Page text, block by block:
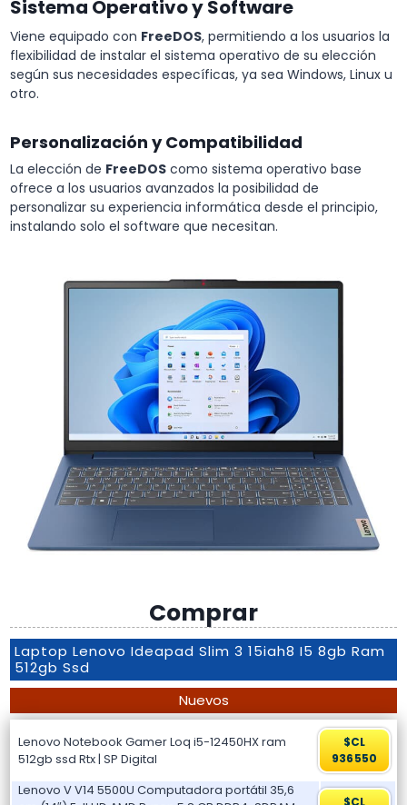
Sistema Operativo y Software
Viene equipado con FreeDOS, permitiendo a los usuarios la
flexibilidad de instalar el sistema operativo de su elección
según sus necesidades específicas, ya sea Windows, Linux u
otro.
Personalización y Compatibilidad
La elección de FreeDOS como sistema operativo base
ofrece a los usuarios avanzados la posibilidad de
personalizar su experiencia informática desde el principio,
instalando solo el software que necesitan.
Comprar
Laptop Lenovo Ideapad Slim 3 15iah8 I5 8gb Ram
512gb Ssd
Nuevos
Lenovo Notebook Gamer Loq i5-12450HX ram
512gb ssd Rtx | SP Digital
$CL
936550
Lenovo V V14 5500U Computadora portátil 35,6